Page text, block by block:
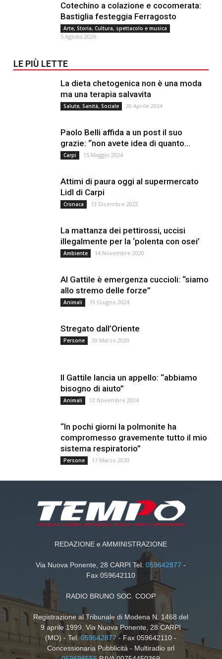
Cotechino a colazione e cocomerata:
Bastiglia festeggia Ferragosto
Arte, Storia, Cultura, spettacolo e musica
5 Agosto 2026
LE PIÙ LETTE
La dieta chetogenica non è una moda
ma una terapia salvavita
Salute, Sanità, Sociale 20 Aprile 2024
Paolo Belli affida a un post il suo
grazie: “non avete idea di quanto...
Carpi 15 Maggio 2024
Attimi di paura oggi al supermercato
Lidl di Carpi
Cronaca 13 Dicembre 2022
La mattanza dei pettirossi, uccisi
illegalmente per la ‘polenta con osei’
Ambiente 14 Novembre 2020
Al Gattile è emergenza cuccioli: “siamo
allo stremo delle forze”
Animali 19 Giugno 2024
Stregato dall’Oriente
Persone 30 Marzo 2020
Il Gattile lancia un appello: “abbiamo
bisogno di aiuto”
Animali 12 Novembre 2024
“In pochi giorni la polmonite ha
compromesso gravemente tutto il mio
sistema respiratorio”
Persone 17 Marzo 2020
REDAZIONE e AMMINISTRAZIONE
Via Nuova Ponente, 28 CARPI Tel.059642877 -
Fax 059642110
RADIO BRUNO SOC. COOP
Registrazione al Tribunale di Modena N. 1468 del
9 aprile 1999. Via Nuova Ponente, 28 CARPI
(MO) - Tel.059642877- Fax 059642110 -
Concessionaria Pubblicità - Multiradio srl